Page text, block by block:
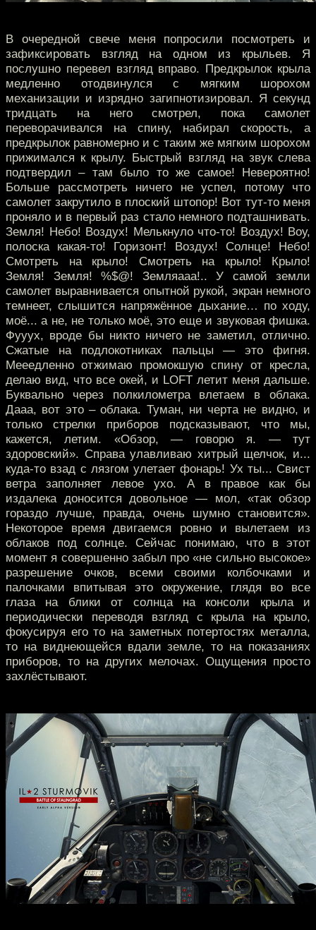
В очередной свече меня попросили посмотреть и
зафиксировать взгляд на одном из крыльев. Я
послушно перевел взгляд вправо. Предкрылок крыла
медленно отодвинулся с мягким шорохом
механизации и изрядно загипнотизировал. Я секунд
тридцать на него смотрел, пока самолет
переворачивался на спину, набирал скорость, а
предкрылок равномерно и с таким же мягким шорохом
прижимался к крылу. Быстрый взгляд на звук слева
подтвердил – там было то же самое! Невероятно!
Больше рассмотреть ничего не успел, потому что
самолет закрутило в плоский штопор! Вот тут-то меня
проняло и в первый раз стало немного подташнивать.
Земля! Небо! Воздух! Мелькнуло что-то! Воздух! Воу,
полоска какая-то! Горизонт! Воздух! Солнце! Небо!
Смотреть на крыло! Смотреть на крыло! Крыло!
Земля! Земля! %$@! Земляааа!.. У самой земли
самолет выравнивается опытной рукой, экран немного
темнеет, слышится напряжённое дыхание… по ходу,
моё... а не, не только моё, это еще и звуковая фишка.
Фууух, вроде бы никто ничего не заметил, отлично.
Сжатые на подлокотниках пальцы — это фигня.
Мееедленно отжимаю промокшую спину от кресла,
делаю вид, что все окей, и LOFT летит меня дальше.
Буквально через полкилометра влетаем в облака.
Дааа, вот это – облака. Туман, ни черта не видно, и
только стрелки приборов подсказывают, что мы,
кажется, летим. «Обзор, — говорю я. — тут
здоровский». Справа улавливаю хитрый щелчок, и...
куда-то взад с лязгом улетает фонарь! Ух ты... Свист
ветра заполняет левое ухо. А в правое как бы
издалека доносится довольное — мол, «так обзор
гораздо лучше, правда, очень шумно становится».
Некоторое время двигаемся ровно и вылетаем из
облаков под солнце. Сейчас понимаю, что в этот
момент я совершенно забыл про «не сильно высокое»
разрешение очков, всеми своими колбочками и
палочками впитывая это окружение, глядя во все
глаза на блики от солнца на консоли крыла и
периодически переводя взгляд с крыла на крыло,
фокусируя его то на заметных потертостях металла,
то на виднеющейся вдали земле, то на показаниях
приборов, то на других мелочах. Ощущения просто
захлёстывают.